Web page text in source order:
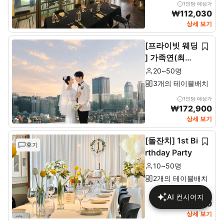
1인당 예상가
₩112,030
상세 보기
[프라이빗 웨딩
] 가족연(최소2
0~최대 50인)
20~50명
3개의 테이블배치
1인당 예상가
₩172,900
상세 보기
후기
[돌잔치] 1st Bi
rthday Party
10~50명
2개의 테이블배치
1인당 예상가
₩137,680
상세 보기
AI 컨시어지